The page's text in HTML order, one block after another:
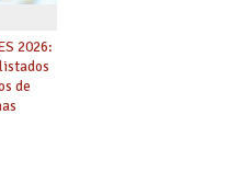
2026:
de